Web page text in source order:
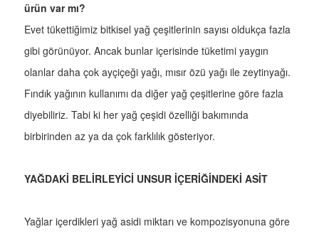
ürün var mı?
Evet tükettiğimiz bitkisel yağ çeşitlerinin sayısı oldukça fazla
gibi görünüyor. Ancak bunlar içerisinde tüketimi yaygın
olanlar daha çok ayçiçeği yağı, mısır özü yağı ile zeytinyağı.
Fındık yağının kullanımı da diğer yağ çeşitlerine göre fazla
diyebiliriz. Tabi ki her yağ çeşidi özelliği bakımında
birbirinden az ya da çok farklılık gösteriyor.
YAĞDAKİ BELİRLEYİCİ UNSUR İÇERİĞİNDEKİ ASİT
Yağlar içerdikleri yağ asidi miktarı ve kompozisyonuna göre